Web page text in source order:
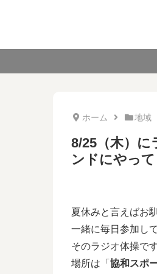
ホーム 地域
8/25（木）に
ンドにやって
夏休みと言えばお
一緒に毎日参加し
そのラジオ体操です
場所は「 協和スポ